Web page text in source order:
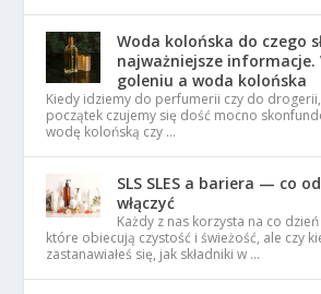
Woda kolońska do czego
najważniejsze informacje.
goleniu a woda kolońska
Kiedy idziemy do perfumerii czy do
początek czujemy się dość mocno
wodę kolońską czy …
SLS SLES a bariera — co
włączyć
Każdy z nas korzysta na co
które obiecują czystość i świeżość, ale czy
zastanawiałeś się, jak składniki w …